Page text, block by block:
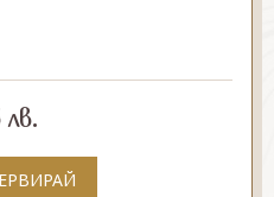
лв.